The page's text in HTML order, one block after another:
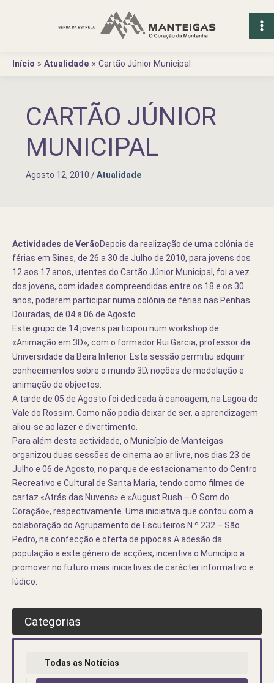
Início
Atualidade Cartão Júnior Municipal
CARTÃO JÚNIOR
MUNICIPAL
Agosto 12, 2010 /Atualidade
Actividades de VerãoDepois da realização de uma colónia de
férias em Sines, de 26 a 30 de Julho de 2010, para jovens dos
12 aos 17 anos, utentes do Cartão Júnior Municipal, foi a vez
dos jovens, com idades compreendidas entre os 18 e os 30
anos, poderem participar numa colónia de férias nas Penhas
Douradas, de 04 a 06 de Agosto.
Este grupo de 14 jovens participou num workshop de
«Animação em 3D», com o formador Rui Garcia, professor da
Universidade da Beira Interior. Esta sessão permitiu adquirir
conhecimentos sobre o mundo 3D, noções de modelação e
animação de objectos.
A tarde de 05 de Agosto foi dedicada à canoagem, na Lagoa do
Vale do Rossim. Como não podia deixar de ser, a aprendizagem
aliou-se ao lazer e divertimento.
Para além desta actividade, o Município de Manteigas
organizou duas sessões de cinema ao ar livre, nos dias 23 de
Julho e 06 de Agosto, no parque de estacionamento do Centro
Recreativo e Cultural de Santa Maria, tendo como filmes de
cartaz «Atrás das Nuvens» e «August Rush – O Som do
Coração», respectivamente. Uma iniciativa que contou com a
colaboração do Agrupamento de Escuteiros N.º 232 – São
Pedro, na confecção e oferta de pipocas. A adesão da
população a este género de acções, incentiva o Município a
promover no futuro mais iniciativas de carácter informativo e
lúdico.
Categorias
Todas as Notícias